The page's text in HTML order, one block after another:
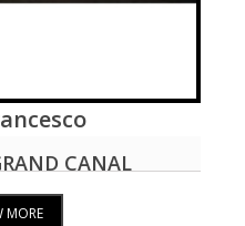
MORE
CANAL
MORE